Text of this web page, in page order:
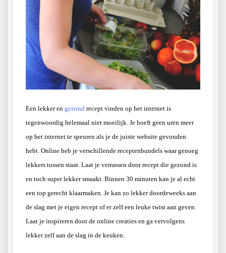
Een lekker en gezond recept vinden op het internet is
tegenwoordig helemaal niet moeilijk. Je hoeft geen uren meer
op het internet te speuren als je de juiste website gevonden
hebt. Online heb je verschillende receptenbundels waar genoeg
lekkers tussen staat. Laat je verrassen door recept die gezond is
en toch super lekker smaakt. Binnen 30 minuten kan je al echt
een top gerecht klaarmaken. Je kan zo lekker doordeweeks aan
de slag met je eigen recept of er zelf een leuke twist aan geven.
Laat je inspireren door de online creaties en ga vervolgens
lekker zelf aan de slag in de keuken.